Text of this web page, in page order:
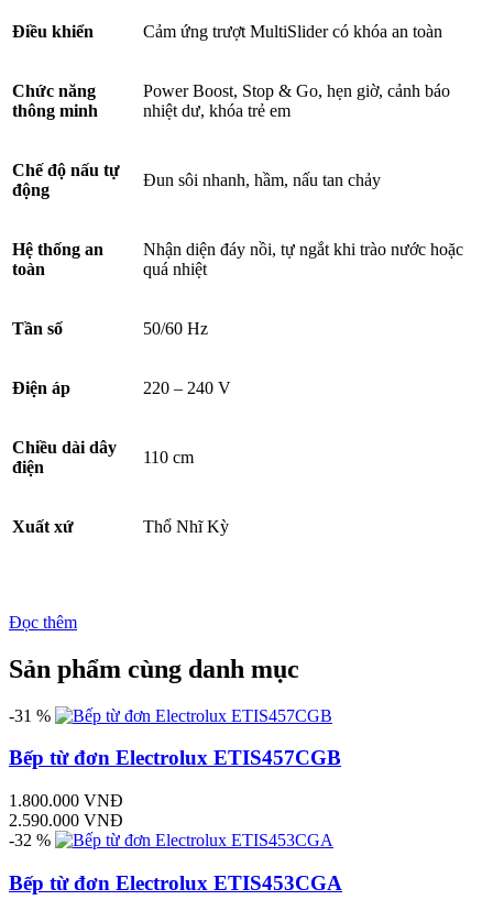
Điều khiển Cảm ứng trượt MultiSlider có khóa an toàn
Chức năng
thông minh
Power Boost, Stop & Go, hẹn giờ, cảnh báo
nhiệt dư, khóa trẻ em
Chế độ nấu tự
động
Đun sôi nhanh, hầm, nấu tan chảy
Hệ thống an
toàn
Nhận diện đáy nồi, tự ngắt khi trào nước hoặc
quá nhiệt
Tần số 50/60 Hz
Điện áp 220 – 240 V
Chiều dài dây
điện
110 cm
Xuất xứ Thổ Nhĩ Kỳ
Đọc thêm
Sản phẩm cùng danh mục
-31 %
Bếp từ đơn Electrolux ETIS457CGB
1.800.000 VNĐ
2.590.000 VNĐ
-32 %
Bếp từ đơn Electrolux ETIS453CGA